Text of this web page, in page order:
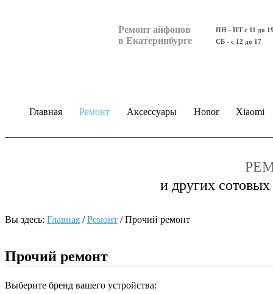
Ремонт айфонов
в Екатеринбурге
ПН - ПТ с 11 до
СБ - с 12 до 17
Главная Ремонт Аксессуары Honor Xiaomi
и других
Вы здесь: Главная /Ремонт /Прочий ремонт
Прочий ремонт
Выберите бренд вашего устройства: